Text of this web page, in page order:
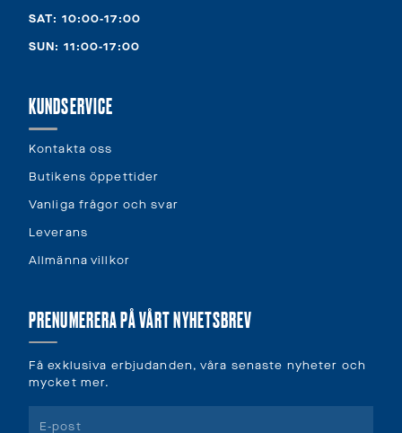
SAT: 10:00-17:00
SUN: 11:00-17:00
KUNDSERVICE
Kontakta oss
Butikens öppettider
Vanliga frågor och svar
Leverans
Allmänna villkor
PRENUMERERA PÅ VÅRT NYHETSBREV
Få exklusiva erbjudanden, våra senaste nyheter och
mycket mer.